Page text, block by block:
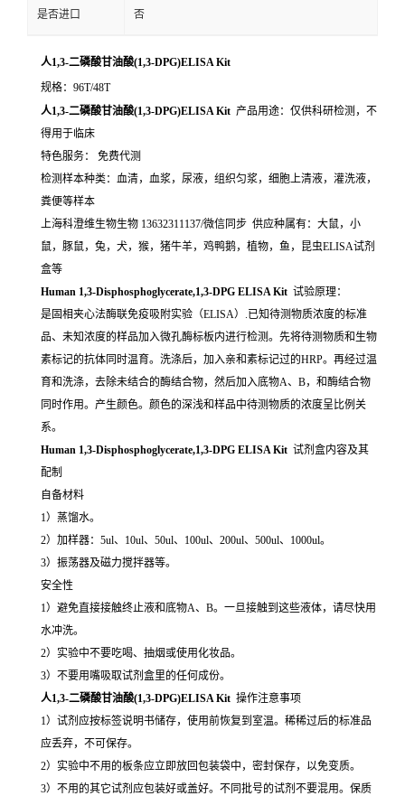
是否进口 否
人1,3-二磷酸甘油酸(1,3-DPG)ELISA Kit
规格：96T/48T
人1,3-二磷酸甘油酸(1,3-DPG)ELISA Kit 产品用途：仅供科研检测，不
得用于临床
特色服务： 免费代测
检测样本种类：血清，血浆，尿液，组织匀浆，细胞上清液，灌洗液，
粪便等样本
上海科澄维生物生物 13632311137/微信同步 供应种属有：大鼠，小
鼠，豚鼠，兔，犬，猴，猪牛羊，鸡鸭鹅，植物，鱼，昆虫ELISA试剂
盒等
Human 1,3-Disphosphoglycerate,1,3-DPG ELISA Kit 试验原理：
是固相夹心法酶联免疫吸附实验（ELISA）.已知待测物质浓度的标准
品、未知浓度的样品加入微孔酶标板内进行检测。先将待测物质和生物
素标记的抗体同时温育。洗涤后，加入亲和素标记过的HRP。再经过温
育和洗涤，去除未结合的酶结合物，然后加入底物A、B，和酶结合物
同时作用。产生颜色。颜色的深浅和样品中待测物质的浓度呈比例关
系。
Human 1,3-Disphosphoglycerate,1,3-DPG ELISA Kit 试剂盒内容及其
配制
自备材料
1）蒸馏水。
2）加样器：5ul、10ul、50ul、100ul、200ul、500ul、1000ul。
3）振荡器及磁力搅拌器等。
安全性
1）避免直接接触终止液和底物A、B。一旦接触到这些液体，请尽快用
水冲洗。
2）实验中不要吃喝、抽烟或使用化妆品。
3）不要用嘴吸取试剂盒里的任何成份。
人1,3-二磷酸甘油酸(1,3-DPG)ELISA Kit 操作注意事项
1）试剂应按标签说明书储存，使用前恢复到室温。稀稀过后的标准品
应丢弃，不可保存。
2）实验中不用的板条应立即放回包装袋中，密封保存，以免变质。
3）不用的其它试剂应包装好或盖好。不同批号的试剂不要混用。保质